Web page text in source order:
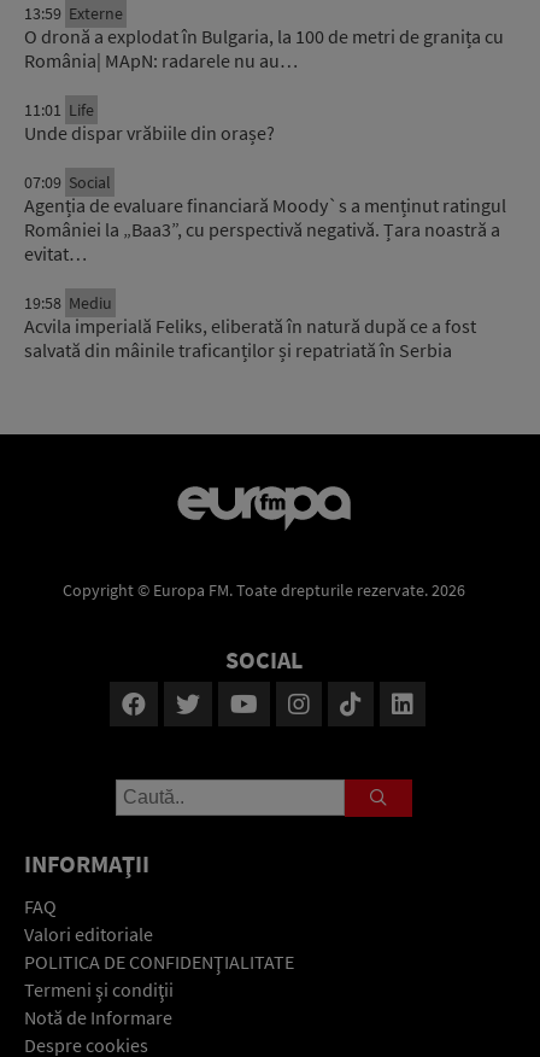
13:59 Externe
O dronă a explodat în Bulgaria, la 100 de metri de granița cu
România| MApN: radarele nu au…
11:01 Life
Unde dispar vrăbiile din orașe?
07:09 Social
Agenția de evaluare financiară Moody`s a menținut ratingul
României la „Baa3”, cu perspectivă negativă. Țara noastră a
evitat…
19:58 Mediu
Acvila imperială Feliks, eliberată în natură după ce a fost
salvată din mâinile traficanților și repatriată în Serbia
Copyright © Europa FM. Toate drepturile rezervate. 2026
SOCIAL
INFORMAŢII
FAQ
Valori editoriale
POLITICA DE CONFIDENŢIALITATE
Termeni şi condiţii
Notă de Informare
Despre cookies